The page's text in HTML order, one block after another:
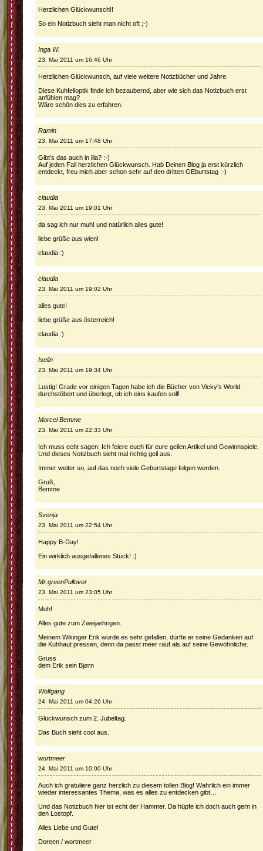
Herzlichen Glückwunsch!!
So ein Notizbuch sieht man nicht oft ;-)
Inga W.
23. Mai 2011 um 16:46 Uhr
Herzlichen Glückwunsch, auf viele weitere Notizbücher und Jahre.
Diese Kuhfelloptik finde ich bezaubernd, aber wie sich das Notizbuch erst
anfühlen mag?
Wäre schön dies zu erfahren.
Ramin
23. Mai 2011 um 17:48 Uhr
Gibt’s das auch in lila? :-)
Auf jeden Fall herzlichen Glückwunsch. Hab Deinen Blog ja erst kürzlich
entdeckt, freu mich aber schon sehr auf den dritten GEburtstag :-)
claudia
23. Mai 2011 um 19:01 Uhr
da sag ich nur muh! und natürlich alles gute!
liebe grüße aus wien!
claudia :)
claudia
23. Mai 2011 um 19:02 Uhr
alles gute!
liebe grüße aus österreich!
claudia :)
Iselin
23. Mai 2011 um 19:34 Uhr
Lustig! Grade vor einigen Tagen habe ich die Bücher von Vicky’s World
durchstöbert und überlegt, ob ich eins kaufen soll!
Marcel Bemme
23. Mai 2011 um 22:33 Uhr
Ich muss echt sagen: Ich feiere euch für eure geilen Artikel und Gewinnspiele.
Und dieses Notizbuch sieht mal richtig geil aus.
Immer weiter so, auf das noch viele Geburtstage folgen werden.
Gruß,
Bemme
Svenja
23. Mai 2011 um 22:54 Uhr
Happy B-Day!
Ein wirklich ausgefallenes Stück! :)
Mr.greenPullover
23. Mai 2011 um 23:05 Uhr
Muh!
Alles gute zum Zweijæhrigen.
Meinem Wikinger Erik würde es sehr gefallen, dürfte er seine Gedanken auf
die Kuhhaut pressen, denn da passt meer rauf als auf seine Gewöhnliche.
Gruss
dem Erik sein Bjørn
Wolfgang
24. Mai 2011 um 04:26 Uhr
Glückwunsch zum 2. Jubeltag.
Das Buch sieht cool aus.
wortmeer
24. Mai 2011 um 10:00 Uhr
Auch ich gratuliere ganz herzlich zu diesem tollen Blog! Wahrlich ein immer
wieder interessantes Thema, was es alles zu entdecken gibt…
Und das Notizbuch hier ist echt der Hammer. Da hüpfe ich doch auch gern in
den Lostopf.
Alles Liebe und Gute!
Doreen / wortmeer